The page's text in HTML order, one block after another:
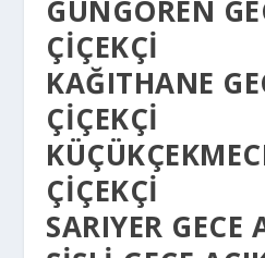
GÜNGÖREN
ÇIÇEKÇI
KAĞITHANE
ÇIÇEKÇI
ÇIÇEKÇI
SARIYER GECE